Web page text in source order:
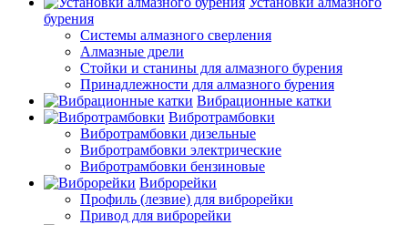
бурения
Системы алмазного сверления
Алмазные дрели
Стойки и станины для алмазного бурения
Принадлежности для алмазного бурения
Вибрационные катки
Вибротрамбовки
Вибротрамбовки дизельные
Вибротрамбовки электрические
Вибротрамбовки бензиновые
Виброрейки
Профиль (лезвие) для виброрейки
Привод для виброрейки